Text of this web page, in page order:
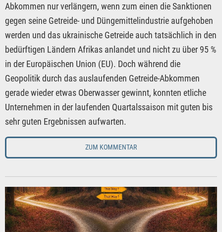
Abkommen nur verlängern, wenn zum einen die Sanktionen
gegen seine Getreide- und Düngemittelindustrie aufgehoben
werden und das ukrainische Getreide auch tatsächlich in den
bedürftigen Ländern Afrikas anlandet und nicht zu über 95 %
in der Europäischen Union (EU). Doch während die
Geopolitik durch das auslaufenden Getreide-Abkommen
gerade wieder etwas Oberwasser gewinnt, konnten etliche
Unternehmen in der laufenden Quartalssaison mit guten bis
sehr guten Ergebnissen aufwarten.
ZUM KOMMENTAR